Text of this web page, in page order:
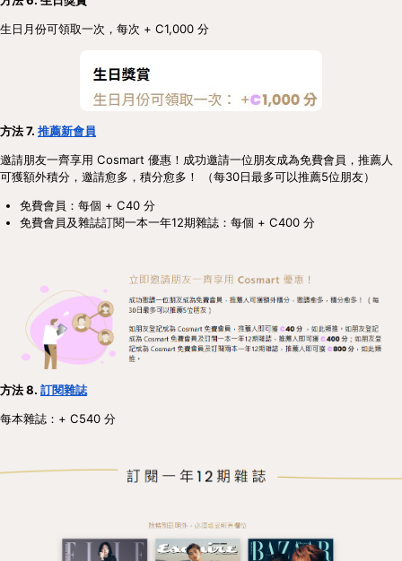
生日月份可領取一次，每次 + C1,000 分
方法 7. 推薦新會員
邀請朋友一齊享用 Cosmart 優惠！成功邀請一位朋友成為免費會員，推薦人
可獲額外積分，邀請愈多，積分愈多！ （每30日最多可以推薦5位朋友）
免費會員：每個 + C40 分
免費會員及雜誌訂閱一本一年12期雜誌：每個 + C400 分
方法 8. 訂閱雜誌
每本雜誌：+ C540 分